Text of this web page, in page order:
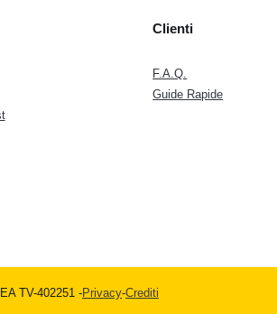
Clienti
F.A.Q.
Guide Rapide
TV-402251 -Privacy-Crediti